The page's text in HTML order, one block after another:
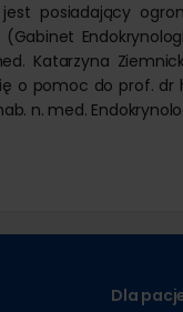
posiadający
Katarzyna
o pomoc do prof. dr
n. med.
Dla